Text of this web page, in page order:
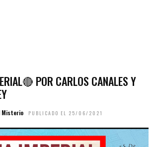
POR CARLOS CANALES Y
Misterio PUBLICADO EL 25/06/2021